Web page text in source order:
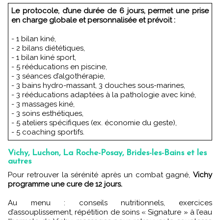
Le protocole, d’une durée de 6 jours, permet une prise
en charge globale et personnalisée et prévoit :
- 1 bilan kiné,
- 2 bilans diététiques,
- 1 bilan kiné sport,
- 5 rééducations en piscine,
- 3 séances d’algothérapie,
- 3 bains hydro-massant, 3 douches sous-marines,
- 3 rééducations adaptées à la pathologie avec kiné,
- 3 massages kiné,
- 3 soins esthétiques,
- 5 ateliers spécifiques (ex. économie du geste),
- 5 coaching sportifs.
Vichy, Luchon, La Roche-Posay, Brides-les-Bains et les
autres
Pour retrouver la sérénité après un combat gagné, Vichy
programme une cure de 12 jours.
Au menu : conseils nutritionnels, exercices
d’assouplissement, répétition de soins « Signature » à l’eau